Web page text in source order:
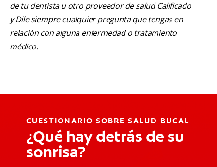
de tu dentista u otro proveedor de salud Calificado
y Dile siempre cualquier pregunta que tengas en
relación con alguna enfermedad o tratamiento
médico.
CUESTIONARIO SOBRE SALUD BUCAL
¿Qué hay detrás de su
sonrisa?